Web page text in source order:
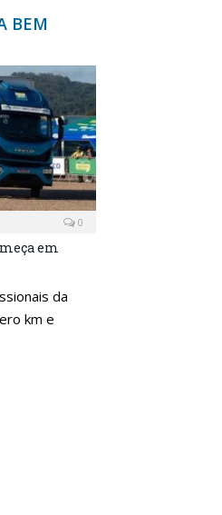
BEM
0
em
da
km e